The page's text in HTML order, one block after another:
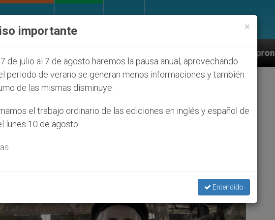
Seúl 2027 ONU se pronuncia ante caso de
Cooperatoris Veritatis’
×
importante
de julio al 7 de agosto haremos la pausa anual, aprovechando
periodo de verano se generan menos informaciones y también
de las mismas disminuye.
el trabajo ordinario de las ediciones en inglés y español de
lunes 10 de agosto.
Entendido